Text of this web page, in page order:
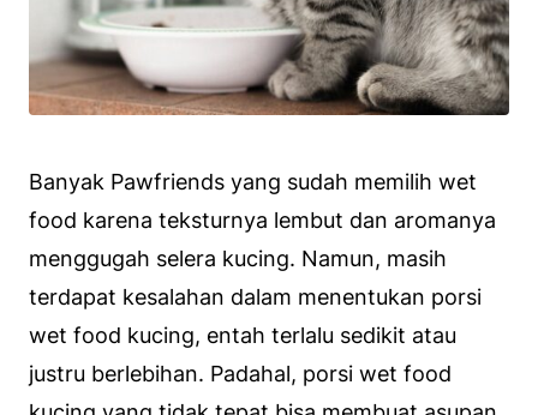
Banyak Pawfriends yang sudah memilih wet
food karena teksturnya lembut dan aromanya
menggugah selera kucing. Namun, masih
terdapat kesalahan dalam menentukan porsi
wet food kucing, entah terlalu sedikit atau
justru berlebihan. Padahal, porsi wet food